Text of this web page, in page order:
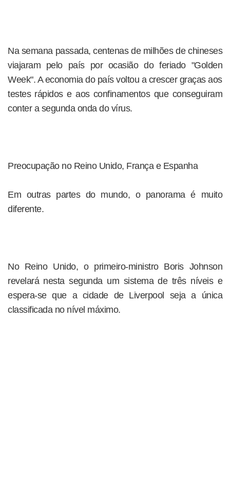
Na semana passada, centenas de milhões de chineses
viajaram pelo país por ocasião do feriado "Golden
Week". A economia do país voltou a crescer graças aos
testes rápidos e aos confinamentos que conseguiram
conter a segunda onda do vírus.
Preocupação no Reino Unido, França e Espanha
Em outras partes do mundo, o panorama é muito
diferente.
No Reino Unido, o primeiro-ministro Boris Johnson
revelará nesta segunda um sistema de três níveis e
espera-se que a cidade de Liverpool seja a única
classificada no nível máximo.